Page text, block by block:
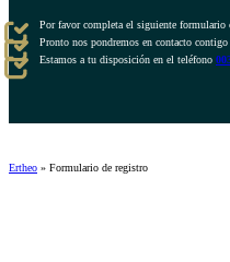
Por favor completa el siguiente formulario
Pronto nos pondremos en contacto contigo
Estamos a tu disposición en el teléfono
Ertheo » Formulario de registro